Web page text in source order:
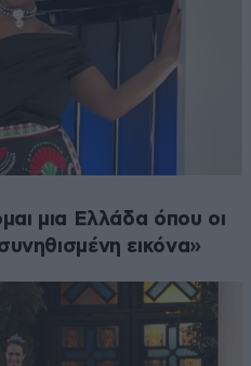
μια Ελλάδα όπου οι
εικόνα»